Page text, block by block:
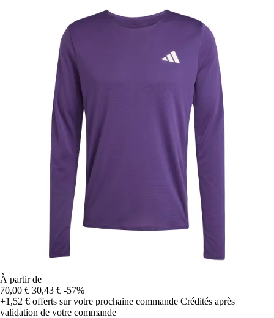
À partir de
70,00 € 30,43 € -57%
+1,52 € offerts sur votre prochaine commande Crédités après
validation de votre commande